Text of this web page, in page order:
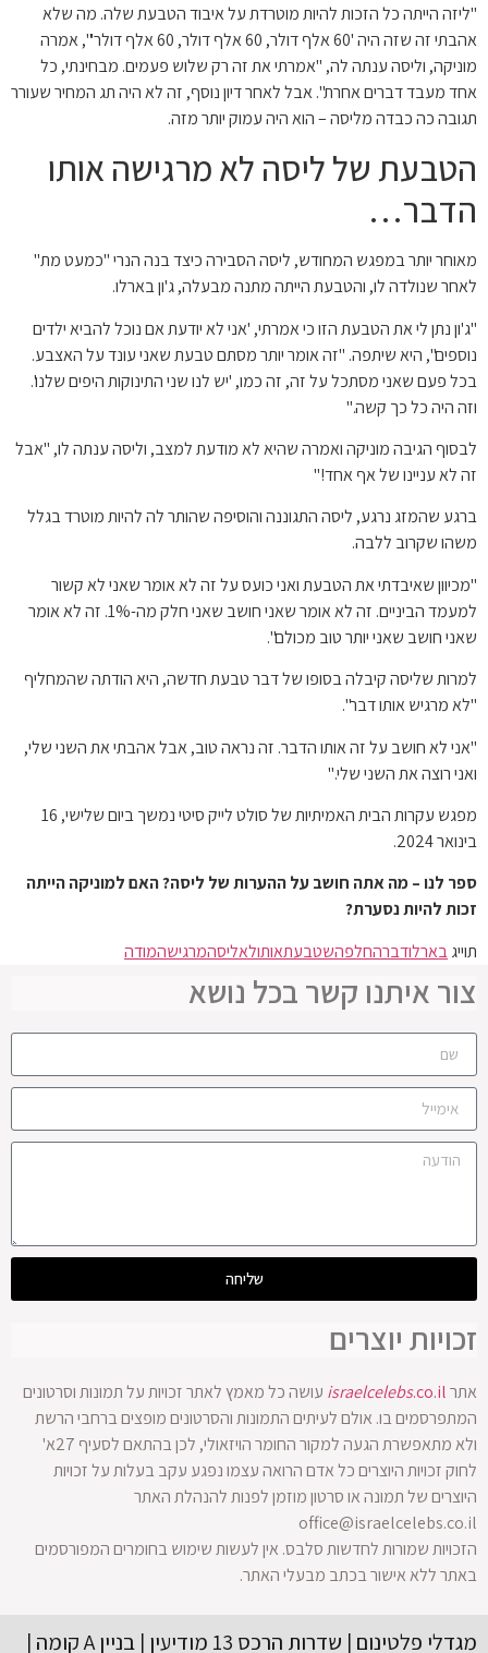
"ליזה הייתה כל הזכות להיות מוטרדת על איבוד הטבעת שלה. מה שלא
אהבתי זה שזה היה '60 אלף דולר, 60 אלף דולר, 60 אלף דולר'", אמרה
מוניקה, וליסה ענתה לה, "אמרתי את זה רק שלוש פעמים. מבחינתי, כל
אחד מעבד דברים אחרת". אבל לאחר דיון נוסף, זה לא היה תג המחיר שעורר
תגובה כה כבדה מליסה – הוא היה עמוק יותר מזה.
הטבעת של ליסה לא מרגישה אותו
הדבר…
מאוחר יותר במפגש המחודש, ליסה הסבירה כיצד בנה הנרי "כמעט מת"
לאחר שנולדה לו, והטבעת הייתה מתנה מבעלה, ג'ון בארלו.
"ג'ון נתן לי את הטבעת הזו כי אמרתי, 'אני לא יודעת אם נוכל להביא ילדים
נוספים", היא שיתפה. "זה אומר יותר מסתם טבעת שאני עונד על האצבע.
בכל פעם שאני מסתכל על זה, זה כמו, 'יש לנו שני התינוקות היפים שלנו'.
וזה היה כל כך קשה."
לבסוף הגיבה מוניקה ואמרה שהיא לא מודעת למצב, וליסה ענתה לו, "אבל
זה לא עניינו של אף אחד!"
ברגע שהמזג נרגע, ליסה התגוננה והוסיפה שהותר לה להיות מוטרד בגלל
משהו שקרוב ללבה.
"מכיוון שאיבדתי את הטבעת ואני כועס על זה לא אומר שאני לא קשור
למעמד הביניים. זה לא אומר שאני חושב שאני חלק מה-1%. זה לא אומר
שאני חושב שאני יותר טוב מכולם".
למרות שליסה קיבלה בסופו של דבר טבעת חדשה, היא הודתה שהמחליף
"לא מרגיש אותו דבר".
"אני לא חושב על זה אותו הדבר. זה נראה טוב, אבל אהבתי את השני שלי,
ואני רוצה את השני שלי."
מפגש עקרות הבית האמיתיות של סולט לייק סיטי נמשך ביום שלישי, 16
בינואר 2024.
ספר לנו – מה אתה חושב על ההערות של ליסה? האם למוניקה הייתה
זכות להיות נסערת?
תוייגבארלודברהחלפהשטבעתאותולאליסהמרגישהמודה
צור איתנו קשר בכל נושא
שליחה
זכויות יוצרים
אתר israelcelebs.co.il
עושה כל מאמץ לאתר זכויות על תמונות וסרטונים
המתפרסמים בו. אולם לעיתים התמונות והסרטונים מופצים ברחבי הרשת
ולא מתאפשרת הגעה למקור החומר הויזאולי, לכן בהתאם לסעיף 27א'
לחוק זכויות היוצרים כל אדם הרואה עצמו נפגע עקב בעלות על זכויות
היוצרים של תמונה או סרטון מוזמן לפנות להנהלת האתר
office@israelcelebs.co.il
הזכויות שמורות לחדשות סלבס. אין לעשות שימוש בחומרים המפורסמים
באתר ללא אישור בכתב מבעלי האתר.
מגדלי פלטינום | שדרות הרכס 13 מודיעין | בניין A קומה |